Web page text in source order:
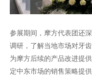
参展期间，摩方代表团还
调研，了解当地市场对牙
为摩方后续的产品改进提
定中东市场的销售策略提供